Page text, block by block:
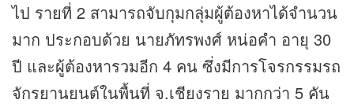
ไป รายที่ 2 สามารถจับกุมกลุ่มผู้ต้องหาได้จำนวน
มาก ประกอบด้วย นายภัทรพงศ์ หน่อคำ อายุ 30
ปี และผู้ต้องหารวมอีก 4 คน ซึ่งมีการโจรกรรมรถ
จักรยานยนต์ในพื้นที่ จ.เชียงราย มากกว่า 5 คัน